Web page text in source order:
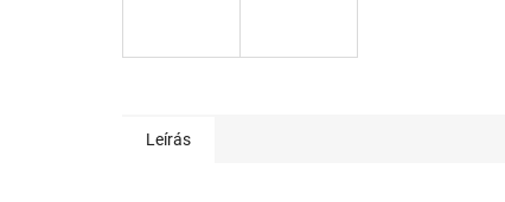
Leírás